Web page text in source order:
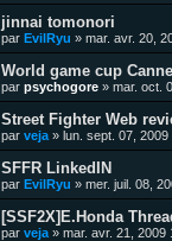
jinnai tomonori
par EvilRyu » mar. avr. 20,
World game cup
par psychogore » mar. oct.
Street Fighter Web
par veja » lun. sept. 07, 2009
SFFR LinkedIN
par EvilRyu » mer. juil. 08,
[SSF2X]E.Honda
par veja » mar. avr. 21, 2009